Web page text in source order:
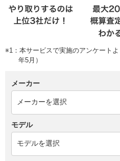
※1：本サービスで実施のアンケート
年5月）
メーカー
モデル